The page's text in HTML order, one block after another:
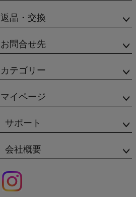
返品・交換
お問合せ先
カテゴリー
マイページ
サポート
会社概要